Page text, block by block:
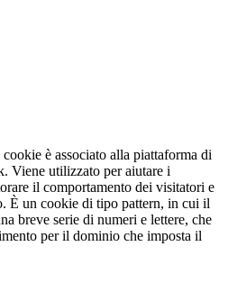
è associato alla piattaforma di
Viene utilizzato per aiutare i
il comportamento dei visitatori e
È un cookie di tipo pattern, in cui il
breve serie di numeri e lettere, che
per il dominio che imposta il